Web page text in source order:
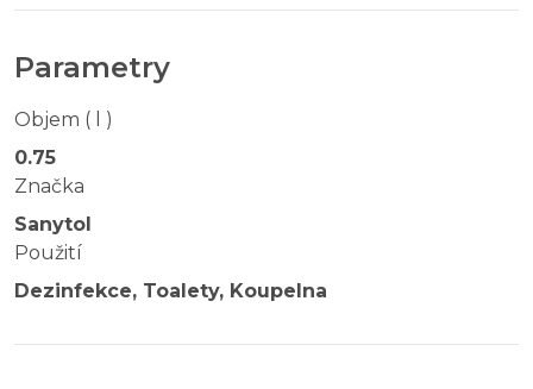
Parametry
Objem ( l )
0.75
Značka
Sanytol
Použití
Dezinfekce, Toalety, Koupelna